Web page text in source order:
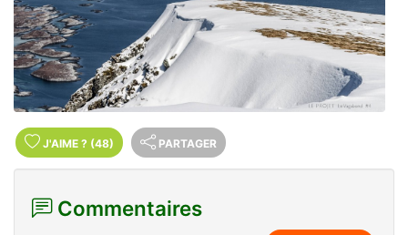
J'AIME ? (48) PARTAGER
Commentaires